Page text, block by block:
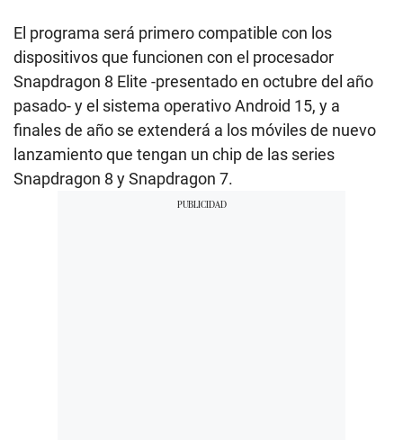
El programa será primero compatible con los
dispositivos que funcionen con el procesador
Snapdragon 8 Elite -presentado en octubre del año
pasado- y el sistema operativo Android 15, y a
finales de año se extenderá a los móviles de nuevo
lanzamiento que tengan un chip de las series
Snapdragon 8 y Snapdragon 7.